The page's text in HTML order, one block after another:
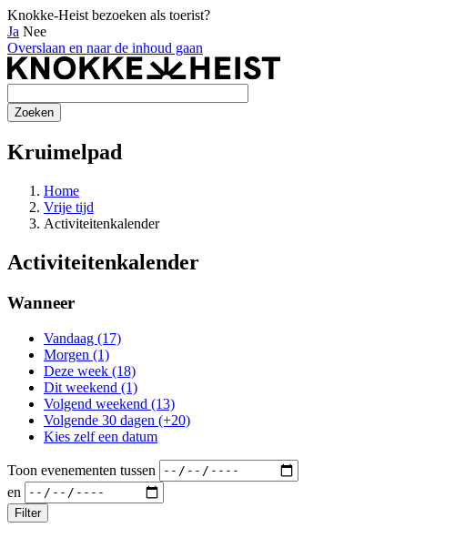
Knokke-Heist bezoeken als toerist?
Ja Nee
Overslaan en naar de inhoud gaan
Kruimelpad
Home
Vrije tijd
Activiteitenkalender
Activiteitenkalender
Wanneer
Vandaag (17)
Morgen (1)
Deze week (18)
Dit weekend (1)
Volgend weekend (13)
Volgende 30 dagen (+20)
Kies zelf een datum
Toon evenementen tussen
en